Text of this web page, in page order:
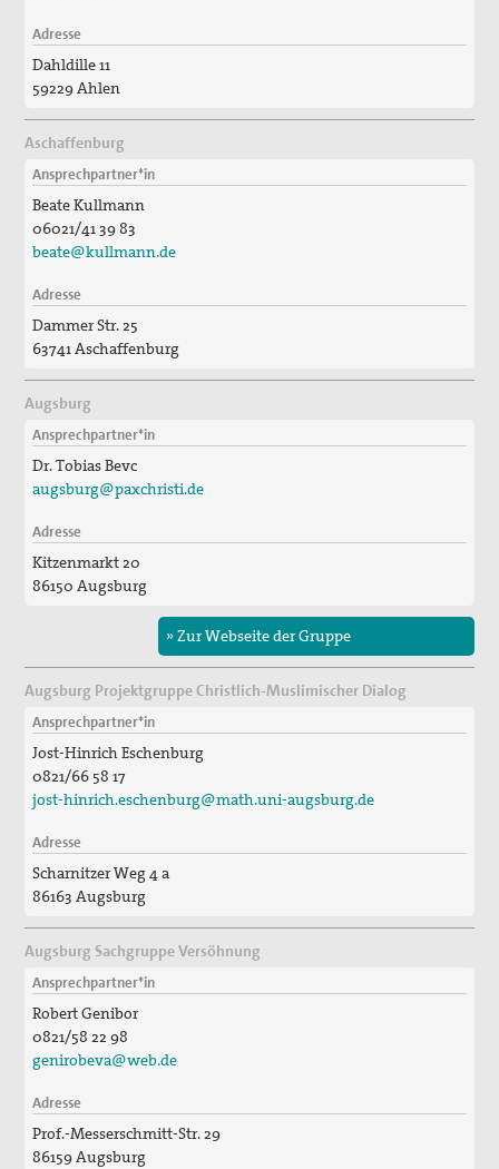
Freiwilligendienste
Israel/Palästina
„PEACE TALKS“ – Über Frieden reden
Minderheiten, Migration und Flucht
Rüstungsexporte
Max Josef Metzger - Ein Pionier des Friedens und der
Ökumene
2024_Zur Seligsprechung Max Josef Metzgers: Seine
Bedeutung als Vordenker und Vorkämpfer für Frieden
und Ökumene
2019_Zum 75. Todestag Max Josef Metzgers
2015_Tagung: Der Krieg, die Kirchen und die Pazifisten
Seligsprechungsprozesses
Christliche Kriegsverweigerung und die Kirchen 1914
Die Kirche und der Krieg
Bibliothek
Friedenskerzen
Vernetzung
Publikationen
"Alle müssen den Krieg verlästern"
Gottes auf Erden
Unsere Mitgliederzeitschrift pax info
Adresse
Dahldille 11
59229 Ahlen
Aschaffenburg
Ansprechpartner*in
Beate Kullmann
06021/41 39 83
beate@kullmann.de
Adresse
Dammer Str. 25
63741 Aschaffenburg
Augsburg
Ansprechpartner*in
Dr. Tobias Bevc
augsburg@paxchristi.de
Adresse
Kitzenmarkt 20
86150 Augsburg
» Zur Webseite der Gruppe
Augsburg Projektgruppe Christlich-Muslimischer Dialog
Ansprechpartner*in
Jost-Hinrich Eschenburg
0821/66 58 17
jost-hinrich.eschenburg@math.uni-augsburg.de
Adresse
Scharnitzer Weg 4 a
86163 Augsburg
Augsburg Sachgruppe Versöhnung
Ansprechpartner*in
Robert Genibor
0821/58 22 98
genirobeva@web.de
Adresse
Prof.-Messerschmitt-Str. 29
86159 Augsburg